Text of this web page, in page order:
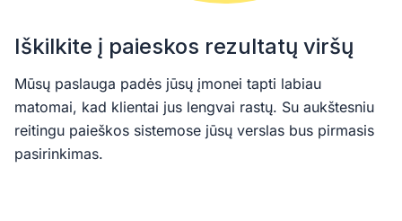
Iškilkite į paieskos rezultatų viršų
Mūsų paslauga padės jūsų įmonei tapti labiau
matomai, kad klientai jus lengvai rastų. Su aukštesniu
reitingu paieškos sistemose jūsų verslas bus pirmasis
pasirinkimas.